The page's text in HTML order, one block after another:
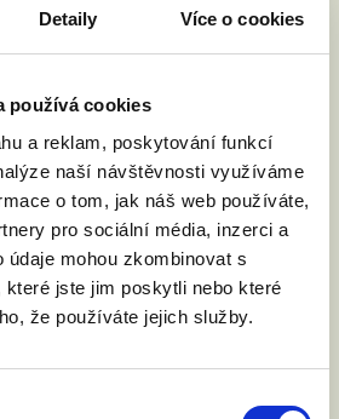
Detaily Více o cookies
používá cookies
a reklam, poskytování funkcí
naší návštěvnosti využíváme
o tom, jak náš web používáte,
pro sociální média, inzerci a
údaje mohou zkombinovat s
jste jim poskytli nebo které
že používáte jejich služby.